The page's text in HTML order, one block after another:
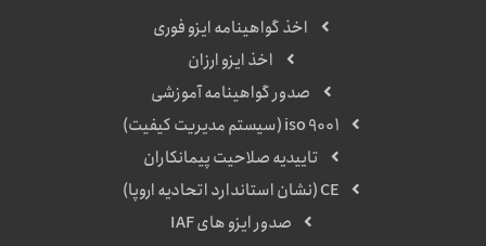
اخذ گواهینامه ایزو فوری
اخذ ایزو ارزان
صدور گواهینامه آموزشی
iso 9001 (سیستم مدیریت کیفیت)
تاییدیه صلاحیت پیمانکاران
CE (نشان استاندارد اتحادیه اروپا)
صدور ایزو های IAF